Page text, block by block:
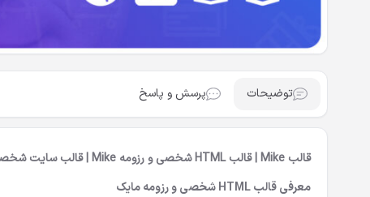
توضیحات پرسش و پاسخ
قالب Mike | قالب HTML شخصی و رزومه Mike | قالب سایت شخصی
معرفیقالب HTML شخصی و رزومه
مایک